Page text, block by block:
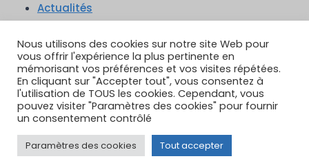
Actualités
TikTok YouTube
Google Reviews
Instagram
Nous utilisons des cookies sur notre site Web pour